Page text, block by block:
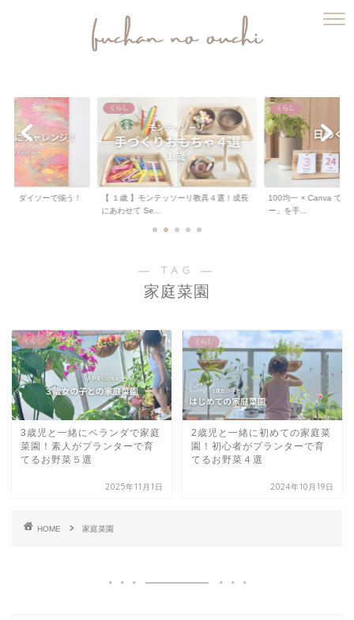
】ダイソーで揃う！
くらし
【 １歳 】モンテッソーリ教具４選！成長
にあわせて Se...
くらし
100均一 × Canva で「
ー」を手...
― TAG ―
家庭菜園
くらし
3歳児と一緒にベランダで家庭
菜園！素人がプランターで育
てるお野菜５選
2025年11月1日
くらし
2歳児と一緒に初めての家庭菜
園！初心者がプランターで育
てるお野菜４選
2024年10月19日
HOME 家庭菜園